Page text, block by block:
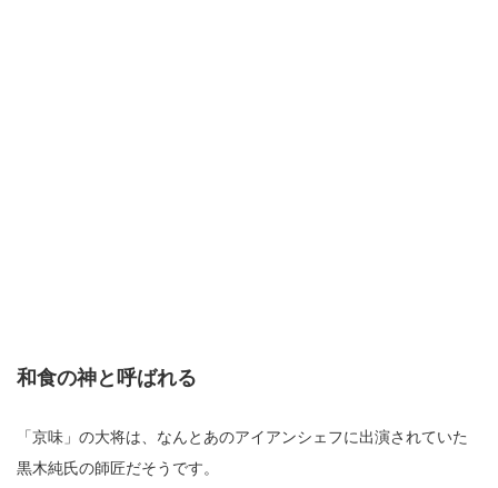
和食の神と呼ばれる
「京味」の大将は、なんとあのアイアンシェフに出演されていた
黒木純氏の師匠だそうです。